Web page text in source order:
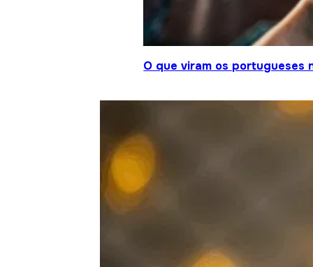
O que viram os portugueses